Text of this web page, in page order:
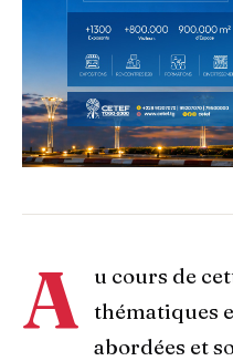
A
u cours de
thématiques
abordées et